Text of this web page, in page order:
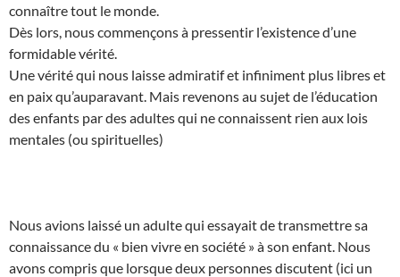
connaître tout le monde.
Dès lors, nous commençons à pressentir l’existence d’une
formidable vérité.
Une vérité qui nous laisse admiratif et infiniment plus libres et
en paix qu’auparavant. Mais revenons au sujet de l’éducation
des enfants par des adultes qui ne connaissent rien aux lois
mentales (ou spirituelles)
Nous avions laissé un adulte qui essayait de transmettre sa
connaissance du « bien vivre en société » à son enfant. Nous
avons compris que lorsque deux personnes discutent (ici un